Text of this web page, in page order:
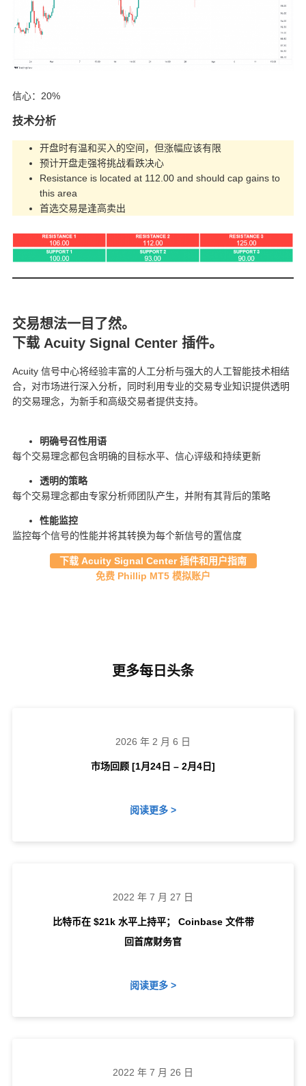
信心：20%
技术分析
开盘时有温和买入的空间，但涨幅应该有限
预计开盘走强将挑战看跌决心
Resistance is located at 112.00 and should cap gains to
this area
首选交易是逢高卖出
交易想法一目了然。
下载 Acuity Signal Center 插件。
Acuity 信号中心将经验丰富的人工分析与强大的人工智能技术相结
合，对市场进行深入分析，同时利用专业的交易专业知识提供透明
的交易理念，为新手和高级交易者提供支持。
明确号召性用语
每个交易理念都包含明确的目标水平、信心评级和持续更新
透明的策略
每个交易理念都由专家分析师团队产生，并附有其背后的策略
性能监控
监控每个信号的性能并将其转换为每个新信号的置信度
下载 Acuity Signal Center 插件和用户指南
免费 Phillip MT5 模拟账户
更多每日头条
市场回顾 [1月24日 – 2月4日]
2026 年 2 月 6 日
阅读更多 >
比特币在 $21k 水平上持平； Coinbase 文件带
回首席财务官
2022 年 7 月 27 日
阅读更多 >
2022 年 7 月 26 日